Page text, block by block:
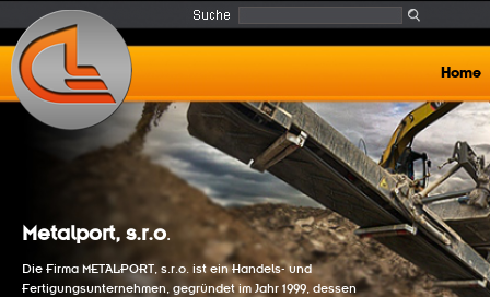
Home
Metalport, s.r.o.
Die Firma METALPORT, s.r.o. ist ein Handels- und
Fertigungsunternehmen, gegründet im Jahr 1999, dessen